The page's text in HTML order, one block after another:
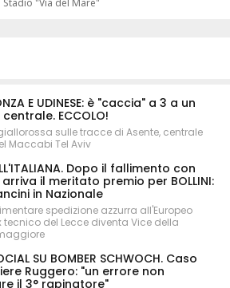
E UDINESE: è "caccia" a 3 a un
ECCOLO!
sulle tracce di Asente, centrale
Maccabi Tel Aviv
Dopo il fallimento con
arriva il meritato premio per BOLLINI:
in Nazionale
spedizione azzurra all'Europeo
tecnico del Lecce diventa Vice della
SU BOMBER SCHWOCH. Caso
Ruggero: "un errore non
il 3° rapinatore"